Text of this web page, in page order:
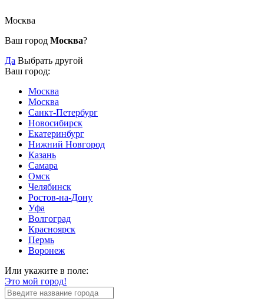
Москва
Ваш город Москва?
Да Выбрать другой
Ваш город:
Москва
Москва
Санкт-Петербург
Новосибирск
Екатеринбург
Нижний Новгород
Казань
Самара
Омск
Челябинск
Ростов-на-Дону
Уфа
Волгоград
Красноярск
Пермь
Воронеж
Или укажите в поле:
Это мой город!